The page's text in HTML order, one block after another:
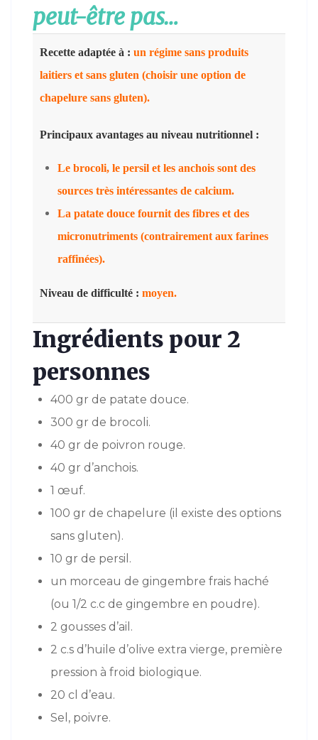
peut-être pas…
Recette adaptée à : un régime sans produits
laitiers et sans gluten (choisir une option de
chapelure sans gluten).
Principaux avantages au niveau nutritionnel :
Le brocoli, le persil et les anchois sont des
sources très intéressantes de calcium.
La patate douce fournit des fibres et des
micronutriments (contrairement aux farines
raffinées).
Niveau de difficulté : moyen.
Ingrédients pour 2
personnes
400 gr de patate douce.
300 gr de brocoli.
40 gr de poivron rouge.
40 gr d’anchois.
1 œuf.
100 gr de chapelure (il existe des options
sans gluten).
10 gr de persil.
un morceau de gingembre frais haché
(ou 1/2 c.c de gingembre en poudre).
2 gousses d’ail.
2 c.s d’huile d’olive extra vierge, première
pression à froid biologique.
20 cl d’eau.
Sel, poivre.